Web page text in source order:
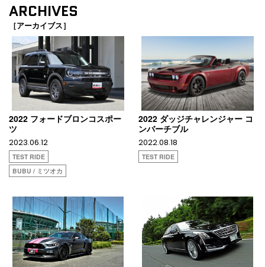
ARCHIVES
［アーカイブス］
2022 フォードブロンコスポー
ツ
2023.06.12
TEST RIDE
BUBU / ミツオカ
2022 ダッジチャレンジャー コ
ンバーチブル
2022.08.18
TEST RIDE